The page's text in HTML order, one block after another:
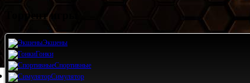
Торрент игры
Экшены
Гонки
Спортивные
Симулятор